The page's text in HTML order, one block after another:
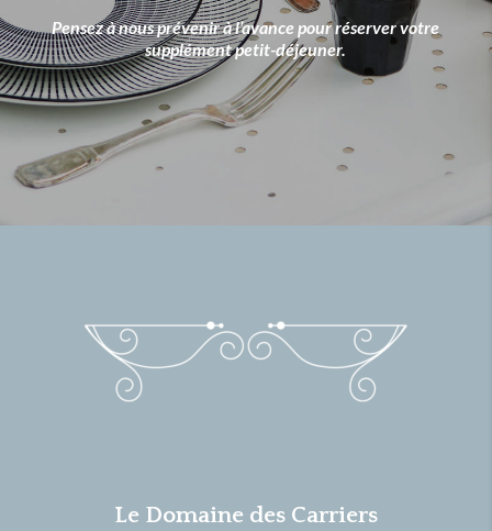
Pensez à nous prévenir à l’avance pour réserver votre
supplément petit-déjeuner.
Le Domaine des Carriers